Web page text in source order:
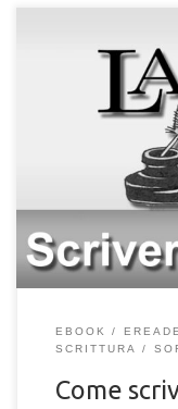
LaTeX è un
source indicato
poiché permette di
modo rapido ed
per la composizione
superiore a quella di
Cosa lo differenzia?
EBOOK
SCRITTURA
Come